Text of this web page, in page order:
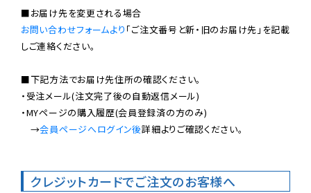
お問い合わせフォームより 「ご注文番号と新・旧のお届け先」を記載
しご連絡ください。
■下記方法でお届け先住所の確認ください。
・受注メール(注文完了後の自動返信メール)
・MYページの購入履歴(会員登録済の方のみ)
→会員ページへログイン後詳細よりご確認ください。
クレジットカードでご注文のお客様へ